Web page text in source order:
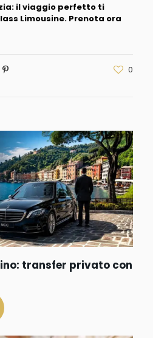
il viaggio perfetto ti
Limousine. Prenota ora
0
transfer privato con